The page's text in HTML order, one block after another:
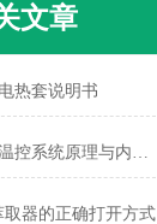
文章
热套说明书
电子调温电热套温控系统原理与内部结构拆解
取器的正确打开方式